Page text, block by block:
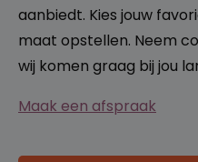
aanbiedt. Kies jouw
maat opstellen. Neem
wij komen graag bij jou
Maak een afspraak